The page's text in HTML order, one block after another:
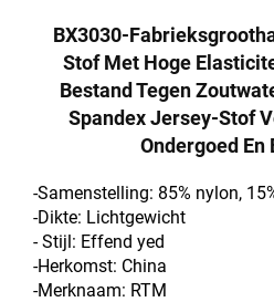
BX3030-
Stof Met Hoge
Bestand Tegen
Spandex Jersey-Stof
Ondergoed En
-Samenstelling: 85% nylon,
-Dikte: Lichtgewicht
- Stijl: Effend yed
-Herkomst: China
-Merknaam: RTM